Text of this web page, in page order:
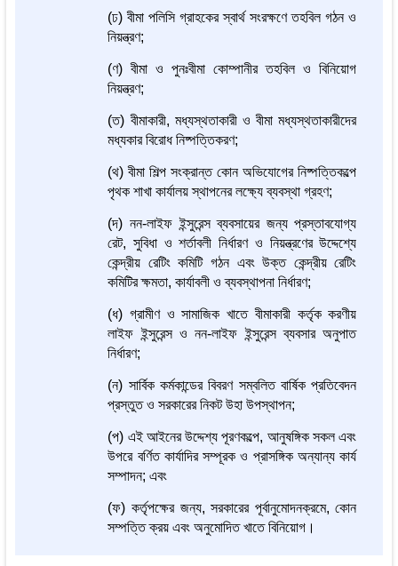
(ঢ) বীমা পলিসি গ্রাহকের স্বার্থ সংরক্ষণে তহবিল গঠন ও
নিয়ন্ত্রণ;
(ণ) বীমা ও পুনঃবীমা কোম্পানীর তহবিল ও বিনিয়োগ
নিয়ন্ত্রণ;
(ত) বীমাকারী, মধ্যস্থতাকারী ও বীমা মধ্যস্থতাকারীদের
মধ্যকার বিরোধ নিষ্পত্তিকরণ;
(থ) বীমা শিল্প সংক্রান্ত কোন অভিযোগের নিষ্পত্তিকল্পে
পৃথক শাখা কার্যালয় স্থাপনের লক্ষ্যে ব্যবস্থা গ্রহণ;
(দ) নন-লাইফ ইন্সুরেন্স ব্যবসায়ের জন্য প্রস্তাবযোগ্য
রেট, সুবিধা ও শর্তাবলী নির্ধারণ ও নিয়ন্ত্রণের উদ্দেশ্যে
কেন্দ্রীয় রেটিং কমিটি গঠন এবং উক্ত কেন্দ্রীয় রেটিং
কমিটির ক্ষমতা, কার্যাবলী ও ব্যবস্থাপনা নির্ধারণ;
(ধ) গ্রামীণ ও সামাজিক খাতে বীমাকারী কর্তৃক করণীয়
লাইফ ইন্সুরেন্স ও নন-লাইফ ইন্সুরেন্স ব্যবসার অনুপাত
নির্ধারণ;
(ন) সার্বিক কর্মকান্ডের বিবরণ সম্বলিত বার্ষিক প্রতিবেদন
প্রস্তুত ও সরকারের নিকট উহা উপস্থাপন;
(প) এই আইনের উদ্দেশ্য পূরণকল্পে, আনুষঙ্গিক সকল এবং
উপরে বর্ণিত কার্যাদির সম্পূরক ও প্রাসঙ্গিক অন্যান্য কার্য
সম্পাদন; এবং
(ফ) কর্তৃপক্ষের জন্য, সরকারের পূর্বানুমোদনক্রমে, কোন
সম্পত্তি ক্রয় এবং অনুমোদিত খাতে বিনিয়োগ।